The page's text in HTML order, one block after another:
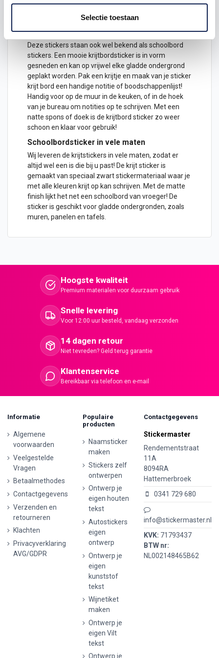
Selectie toestaan
75 x 95cm
Deze stickers staan ook wel bekend als schoolbord
stickers. Een mooie krijtbordsticker is in vorm
gesneden en kan op vrijwel elke gladde ondergrond
geplakt worden. Pak een krijtje en maak van je sticker
krijt bord een handige notitie of boodschappenlijst!
Handig voor op de muur in de keuken, of in de hoek
van je bureau om notities op te schrijven. Met een
natte spons of doek is de krijtbord sticker zo weer
schoon en klaar voor gebruik!
Schoolbordsticker in vele maten
Wij leveren de krijtstickers in vele maten, zodat er
altijd wel een is die bij u past! De krijt sticker is
gemaakt van speciaal zwart stickermateriaal waar je
met alle kleuren krijt op kan schrijven. Met de matte
finish lijkt het net een schoolbord van vroeger! De
sticker is geschikt voor gladde ondergronden, zoals
muren, panelen en tafels.
Hoogste kwaliteit
Premium materialen voor duurzaam gebruik
Snelle levering
Voor 12:00 uur besteld, vandaag verzonden
14 dagen retour
Niet tevreden? Geld terug garantie
Klantenservice
Bereikbaar via telefoon en e-mail
Informatie
Algemene
voorwaarden
Veelgestelde
Vragen
Betaalmethodes
Contactgegevens
Verzenden en
retourneren
Klachten
Privacyverklaring
AVG/GDPR
Populaire
producten
Naamsticker
maken
Stickers zelf
ontwerpen
Ontwerp je
eigen houten
tekst
Autostickers
eigen
ontwerp
Ontwerp je
eigen
kunststof
tekst
Wijnetiket
maken
Ontwerp je
eigen Vilt
tekst
Ontwerp je
Contactgegevens
Stickermaster
Rendementstraat
11A
8094RA
Hattemerbroek
0341 729 680
info@stickermaster.nl
KVK: 71793437
BTW nr:
NL002148465B62